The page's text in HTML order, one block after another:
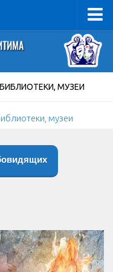
МУЗЕИ
музеи